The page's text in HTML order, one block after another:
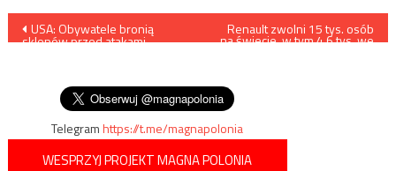
Nawigacja
USA: Obywatele bronią
sklepów przed atakami
Renault zwolni 15 tys. osób
na świecie, w tym 4,6 tys. we
Telegramhttps://t.me/magnapolonia
WESPRZYJ PROJEKT MAGNA POLONIA